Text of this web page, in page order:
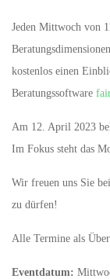
Jeden Mittwoch von
kostenlos einen
Beratungssoftware
Am 12. April 2023
Im Fokus steht das
Wir freuen uns Sie
zu dürfen!
Alle Termine als
Eventdatum: